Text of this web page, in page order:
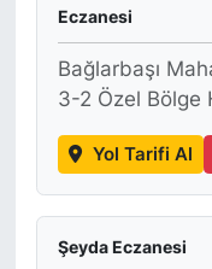
Eczanesi
Bağlarbaşı
3-2 Özel Bölge
Yol Tarifi Al
Şeyda Eczanesi